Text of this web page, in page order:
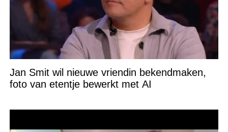
Jan Smit wil nieuwe vriendin bekendmaken,
foto van etentje bewerkt met AI